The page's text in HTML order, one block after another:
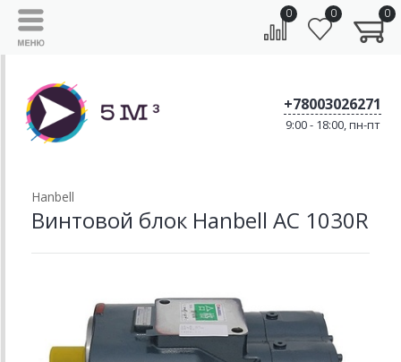
0 0 0
+78003026271
9:00 - 18:00, пн-пт
Hanbell
Винтовой блок Hanbell AC 1030R